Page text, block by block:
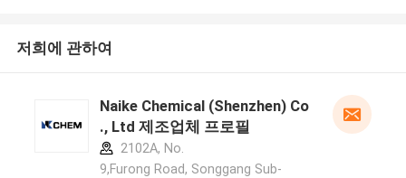
저희에 관하여
Naike Chemical (Shenzhen) Co
., Ltd 제조업체 프로필
2102A, No.
9,Furong Road, Songgang Sub-